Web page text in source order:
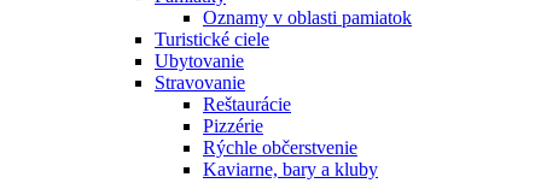
Oznamy v oblasti pamiatok
Turistické ciele
Ubytovanie
Stravovanie
Reštaurácie
Pizzérie
Rýchle občerstvenie
Kaviarne, bary a kluby